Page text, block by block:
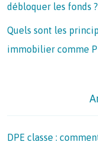
débloquer les fonds ?
Quels sont les
immobilier comme
DPE classe :